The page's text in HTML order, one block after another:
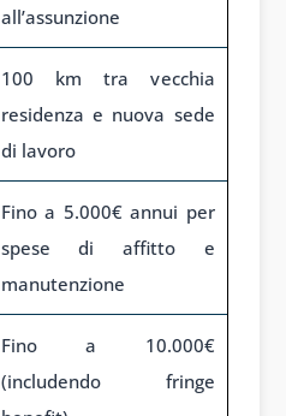
all’assunzione
100 km tra vecchia
residenza e nuova sede
di lavoro
Fino a 5.000€ annui per
spese di affitto e
manutenzione
Fino a 10.000€
(includendo fringe